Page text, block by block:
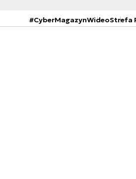
#CyberMagazynWideoStrefa